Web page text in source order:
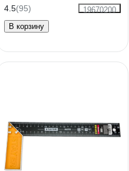
4.5(95)
19670200
В корзину